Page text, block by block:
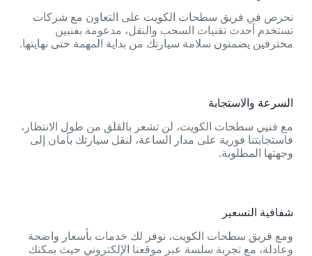
نحرص في فريق سطحات الكويت على التعاون مع شركات
تستخدم أحدث تقنيات السحب والنقل، مدعومة بفنيين
محترفين يضمنون سلامة سيارتك من بداية المهمة حتى نهايتها.
السرعة والاستجابة
مع فنيي سطحات الكويت، لن تشعر بالقلق من طول الانتظار،
فاستجابتنا فورية على مدار الساعة، لنقل سيارتك بأمان إلى
وجهتها المطلوبة.
شفافية التسعير
ومع فريق سطحات الكويت، نوفر لك خدمات بأسعار واضحة
وعادلة، مع تجربة سلسة عبر موقعنا الإلكتروني حيث يمكنك